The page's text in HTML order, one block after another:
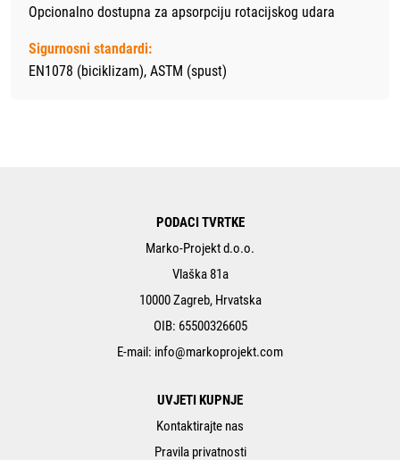
Opcionalno dostupna za apsorpciju rotacijskog udara
Sigurnosni standardi:
EN1078 (biciklizam), ASTM (spust)
PODACI TVRTKE
Marko-Projekt d.o.o.
Vlaška 81a
10000 Zagreb, Hrvatska
OIB: 65500326605
E-mail: info@markoprojekt.com
UVJETI KUPNJE
Kontaktirajte nas
Pravila privatnosti